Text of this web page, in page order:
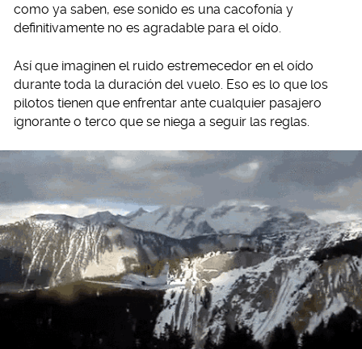
como ya saben, ese sonido es una cacofonía y
definitivamente no es agradable para el oído.
Así que imaginen el ruido estremecedor en el oído
durante toda la duración del vuelo. Eso es lo que los
pilotos tienen que enfrentar ante cualquier pasajero
ignorante o terco que se niega a seguir las reglas.